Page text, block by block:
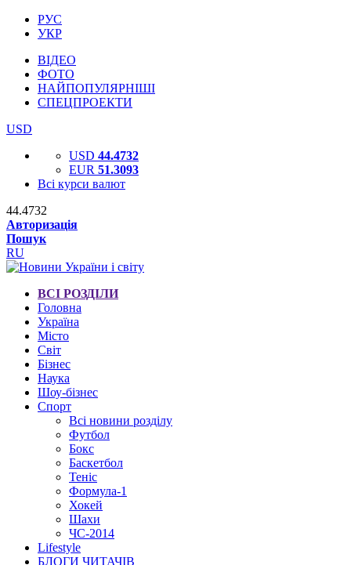
РУС
УКР
ВІДЕО
ФОТО
НАЙПОПУЛЯРНІШІ
СПЕЦПРОЕКТИ
USD
USD 44.4732
EUR 51.3093
Всі курси валют
44.4732
Авторизація
Пошук
RU
ВСІ РОЗДІЛИ
Головна
Україна
Місто
Світ
Бізнес
Наука
Шоу-бізнес
Спорт
Всі новини розділу
Футбол
Бокс
Баскетбол
Теніс
Формула-1
Хокей
Шахи
ЧС-2014
Lifestyle
БЛОГИ ЧИТАЧІВ